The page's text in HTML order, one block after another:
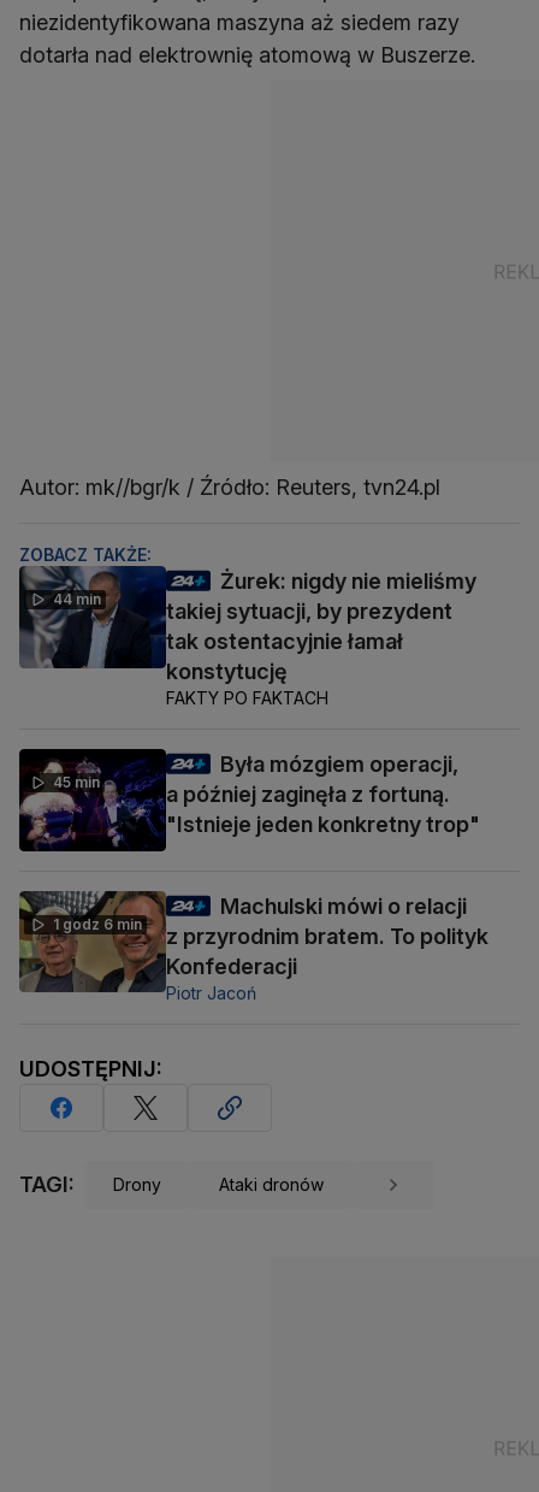
niezidentyfikowana maszyna aż siedem razy
dotarła nad elektrownię atomową w Buszerze.
Autor: mk//bgr/k / Źródło: Reuters, tvn24.pl
ZOBACZ TAKŻE:
44 min
Żurek: nigdy nie mieliśmy
takiej sytuacji, by prezydent
tak ostentacyjnie łamał
konstytucję
FAKTY PO FAKTACH
45 min
Była mózgiem operacji,
a później zaginęła z fortuną.
"Istnieje jeden konkretny trop"
1 godz 6 min
Machulski mówi o relacji
z przyrodnim bratem. To polityk
Konfederacji
Piotr Jacoń
UDOSTĘPNIJ:
TAGI: Drony Ataki dronów